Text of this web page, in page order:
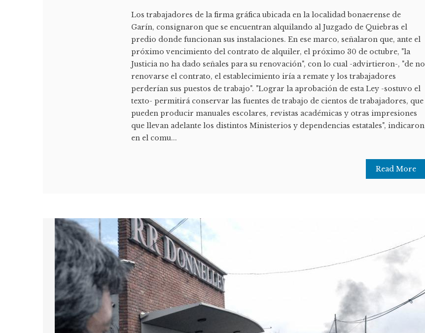
Los trabajadores de la firma gráfica ubicada en la localidad bonaerense de
Garín, consignaron que se encuentran alquilando al Juzgado de Quiebras el
predio donde funcionan sus instalaciones. En ese marco, señalaron que, ante el
próximo vencimiento del contrato de alquiler, el próximo 30 de octubre, "la
Justicia no ha dado señales para su renovación", con lo cual -advirtieron-, "de no
renovarse el contrato, el establecimiento iría a remate y los trabajadores
perderían sus puestos de trabajo". "Lograr la aprobación de esta Ley -sostuvo el
texto- permitirá conservar las fuentes de trabajo de cientos de trabajadores, que
pueden producir manuales escolares, revistas académicas y otras impresiones
que llevan adelante los distintos Ministerios y dependencias estatales", indicaron
en el comu...
Read More